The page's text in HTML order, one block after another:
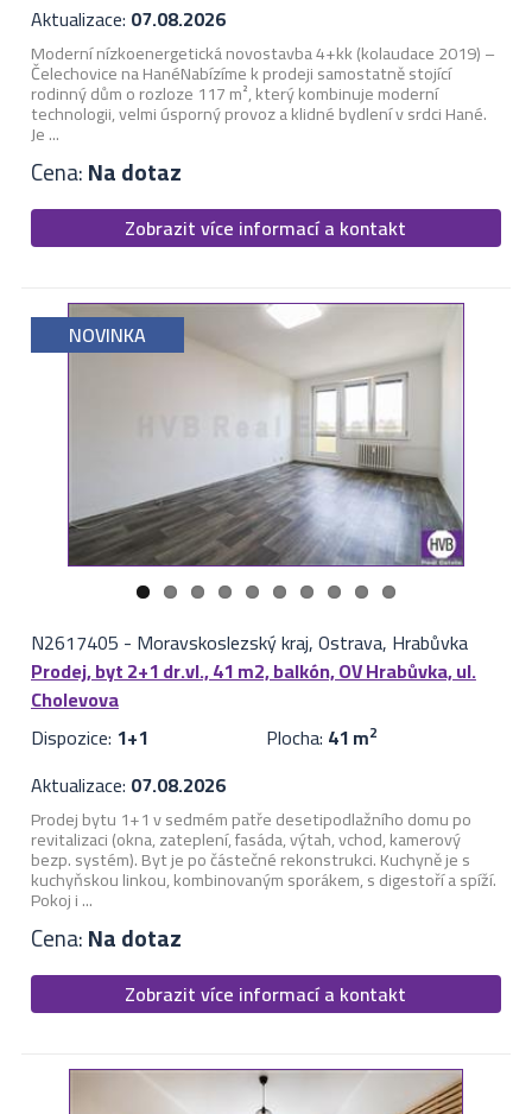
Aktualizace: 07.08.2026
Moderní nízkoenergetická novostavba 4+kk (kolaudace 2019) –
Čelechovice na Hané ​Nabízíme k prodeji samostatně stojící
rodinný dům o rozloze 117 m², který kombinuje moderní
technologii, velmi úsporný provoz a klidné bydlení v srdci Hané.
Je ...
Cena:Na dotaz
Zobrazit více informací a kontakt
NOVINKA
N2617405 - Moravskoslezský kraj, Ostrava, Hrabůvka
Prodej, byt 2+1 dr.vl., 41 m2, balkón, OV Hrabůvka, ul.
Cholevova
Dispozice: 1+1 Plocha: 41 m2
Aktualizace: 07.08.2026
Prodej bytu 1+1 v sedmém patře desetipodlažního domu po
revitalizaci (okna, zateplení, fasáda, výtah, vchod, kamerový
bezp. systém). Byt je po částečné rekonstrukci. Kuchyně je s
kuchyňskou linkou, kombinovaným sporákem, s digestoří a spíží.
Pokoj i ...
Cena:Na dotaz
Zobrazit více informací a kontakt